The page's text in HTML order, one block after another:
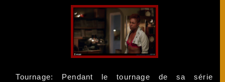
Tournage: Pendant le tournage de sa série